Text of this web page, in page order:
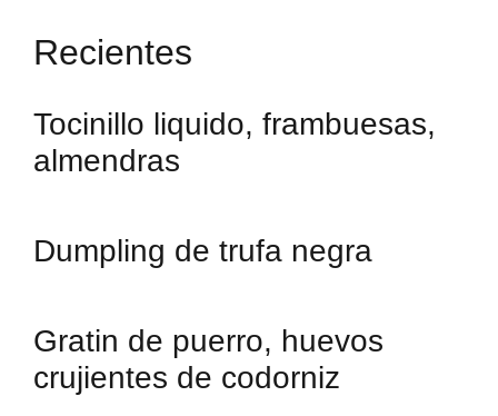
Recientes
Tocinillo liquido, frambuesas,
almendras
Dumpling de trufa negra
Gratin de puerro, huevos
crujientes de codorniz